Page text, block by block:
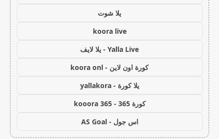
يلا شوت
koora live
Yalla Live - يلا لايف
كورة اون لاين - koora onl
يلا كورة - yallakora
كورة 365 - kooora 365
اس جول - AS Goal